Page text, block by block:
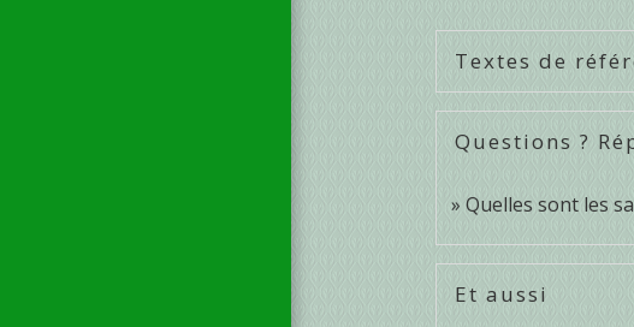
Textes de
Questions ?
Quelles sont les
Et aussi